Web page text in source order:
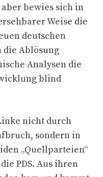
bewies sich in
Weise die
deutschen
Ablösung
Analysen die
blind
nicht durch
sondern in
„Quellparteien“
PDS. Aus ihren